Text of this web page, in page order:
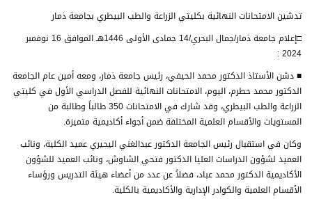
تدشين الامتحانات النهائية بكليتي الزراعة والطب البيطري بجامعة ذمار
□إعلام جامعة ذمار/جمال البحري/14 جمادى الأولى 1446هـ الموافق 16 نوفمبر
2024 :
■ دشن الأستاذ الدكتور محمد الحيفي، رئيس جامعة ذمار، ومعه أمين عام الجامعة
الدكتور محمد حطرم، اليوم، الامتحانات النهائية للفصل الدراسي الأول في كليتي
الزراعة والطب البيطري، وقد شارك في الامتحانات 350 طالباً وطالبة من
المستويات والأقسام العلمية المختلفة ضمن أجواء أكاديمية متميزة.
وكان في استقبال رئيس الجامعة الدكتور عبدالغني اليحيري عميد الكلية، ونائب
العميد لشؤون الدراسات العليا الدكتور فتحي الشاوش، ونائب العميد للشؤون
الأكاديمية الدكتور محمد عباد، فضلاً عن عدد من أعضاء هيئة التدريس ورؤساء
الأقسام العلمية والكوادر الإدارية والأكاديمية بالكلية.